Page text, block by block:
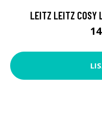
LEITZ LEITZ COSY